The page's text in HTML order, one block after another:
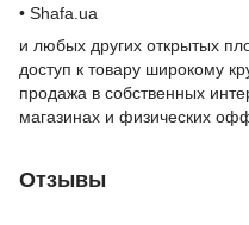
• Shafa.ua
и любых других открытых
доступ к товару широкому
продажа в собственных
магазинах и физических
Отзывы